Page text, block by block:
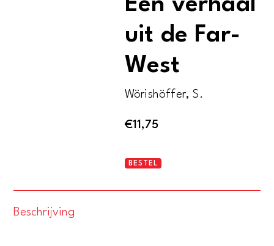
Een verhaal
uit de Far-
West
Wörishöffer, S.
€11,75
De
BESTEL
Beschrijving